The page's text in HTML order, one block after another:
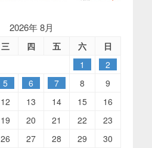
2026年 8月
三 四 五 六
日
1
2
5 6 7 8
9
12 13 14 15
16
19 20 21 22
23
26 27 28 29
30